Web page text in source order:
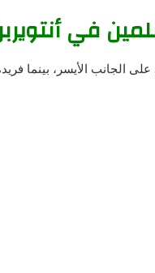
في
الجانب الأيسر، بينما